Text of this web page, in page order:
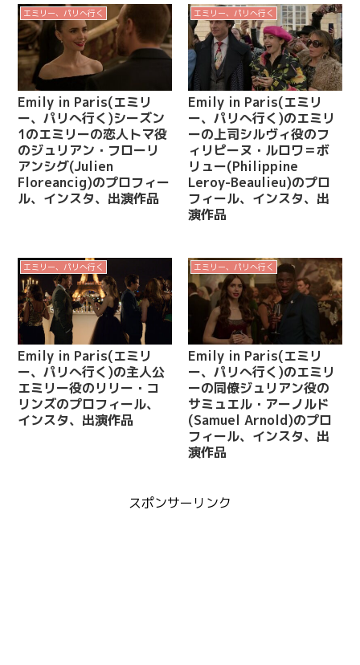
エミリー、パリへ行く
Emily in Paris(エミリ
ー、パリへ行く)シーズン
1のエミリーの恋人トマ役
のジュリアン・フローリ
アンシグ(Julien
Floreancig)のプロフィー
ル、インスタ、出演作品
エミリー、パリへ行く
Emily in Paris(エミリ
ー、パリへ行く)のエミリ
ーの上司シルヴィ役のフ
ィリピーヌ・ルロワ＝ボ
リュー(Philippine
Leroy-Beaulieu)のプロ
フィール、インスタ、出
演作品
エミリー、パリへ行く
Emily in Paris(エミリ
ー、パリへ行く)の主人公
エミリー役のリリー・コ
リンズのプロフィール、
インスタ、出演作品
エミリー、パリへ行く
Emily in Paris(エミリ
ー、パリへ行く)のエミリ
ーの同僚ジュリアン役の
サミュエル・アーノルド
(Samuel Arnold)のプロ
フィール、インスタ、出
演作品
スポンサーリンク